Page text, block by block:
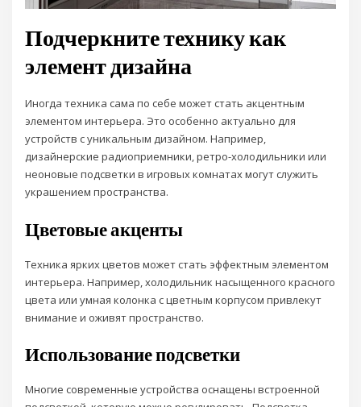
Подчеркните технику как
элемент дизайна
Иногда техника сама по себе может стать акцентным
элементом интерьера. Это особенно актуально для
устройств с уникальным дизайном. Например,
дизайнерские радиоприемники, ретро-холодильники или
неоновые подсветки в игровых комнатах могут служить
украшением пространства.
Цветовые акценты
Техника ярких цветов может стать эффектным элементом
интерьера. Например, холодильник насыщенного красного
цвета или умная колонка с цветным корпусом привлекут
внимание и оживят пространство.
Использование подсветки
Многие современные устройства оснащены встроенной